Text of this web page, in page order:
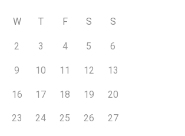
W T F S S
2 3 4 5 6
9 10 11 12 13
16 17 18 19 20
23 24 25 26 27